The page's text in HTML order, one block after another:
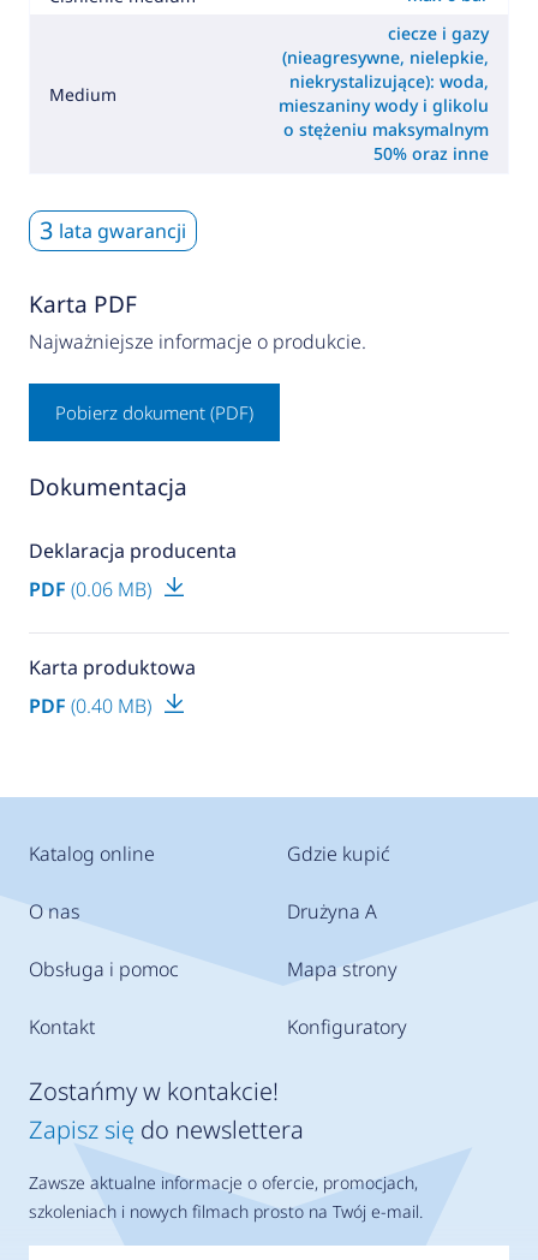
Medium
ciecze i gazy
(nieagresywne, nielepkie,
niekrystalizujące): woda,
mieszaniny wody i glikolu
o stężeniu maksymalnym
50% oraz inne
3 lata gwarancji
Karta PDF
Najważniejsze informacje o produkcie.
Pobierz dokument (PDF)
Dokumentacja
Deklaracja producenta
PDF (0.06 MB)
Karta produktowa
PDF (0.40 MB)
Katalog online
O nas
Obsługa i pomoc
Kontakt
Gdzie kupić
Drużyna A
Mapa strony
Konfiguratory
Zostańmy w kontakcie!
Zapisz się do newslettera
Zawsze aktualne informacje o ofercie, promocjach,
szkoleniach i nowych filmach prosto na Twój e-mail.